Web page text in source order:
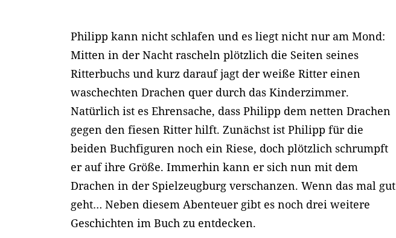
Philipp kann nicht schlafen und es liegt nicht nur am Mond:
Mitten in der Nacht rascheln plötzlich die Seiten seines
Ritterbuchs und kurz darauf jagt der weiße Ritter einen
waschechten Drachen quer durch das Kinderzimmer.
Natürlich ist es Ehrensache, dass Philipp dem netten Drachen
gegen den fiesen Ritter hilft. Zunächst ist Philipp für die
beiden Buchfiguren noch ein Riese, doch plötzlich schrumpft
er auf ihre Größe. Immerhin kann er sich nun mit dem
Drachen in der Spielzeugburg verschanzen. Wenn das mal gut
geht… Neben diesem Abenteuer gibt es noch drei weitere
Geschichten im Buch zu entdecken.